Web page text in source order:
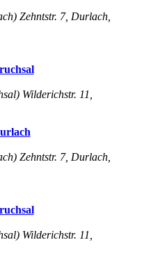
Zehntstr. 7, Durlach,
Wilderichstr. 11,
Zehntstr. 7, Durlach,
Wilderichstr. 11,